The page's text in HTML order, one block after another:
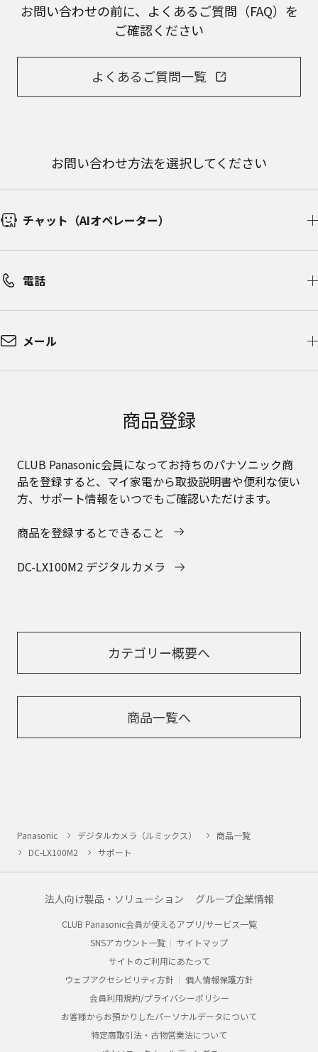
お問い合わせの前に、よくあるご質問（FAQ）を
ご確認ください
よくあるご質問一覧
お問い合わせ方法を選択してください
チャット（AIオペレーター）​
電話
メール
商品登録
CLUB Panasonic会員になってお持ちのパナソニック商
品を登録すると、マイ家電から取扱説明書や便利な使い
方、サポート情報をいつでもご確認いただけます。
商品を登録するとできること
DC-LX100M2 デジタルカメラ
カテゴリー概要へ
商品一覧へ
Panasonic デジタルカメラ（ルミックス）
商品一覧
DC-LX100M2
サポート
法人向け製品・ソリューション グループ企業情報
CLUB Panasonic会員が使えるアプリ/サービス一覧
SNSアカウント一覧
サイトマップ
サイトのご利用にあたって
ウェブアクセシビリティ方針
個人情報保護方針
会員利用規約/プライバシーポリシー
お客様からお預かりしたパーソナルデータについて
特定商取引法・古物営業法について